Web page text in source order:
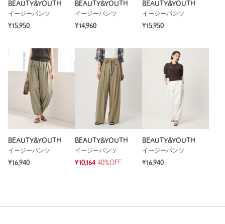
BEAUTY&YOUTH
イージーパンツ
¥15,950
BEAUTY&YOUTH
イージーパンツ
¥14,960
BEAUTY&YOUTH
イージーパンツ
¥15,950
BEAUTY&YOUTH
イージーパンツ
¥16,940
BEAUTY&YOUTH
イージーパンツ
¥10,164 40%OFF
BEAUTY&YOUTH
イージーパンツ
¥16,940